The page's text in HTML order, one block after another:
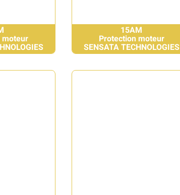
15AM
Protection moteur
SENSATA TECHNOLOGIES